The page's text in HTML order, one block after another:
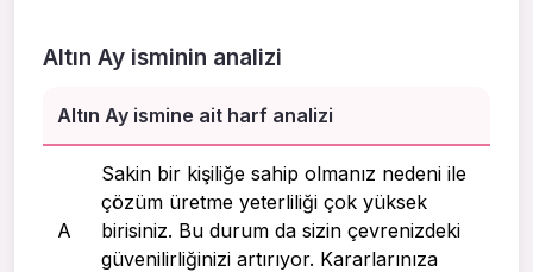
Altın Ay isminin analizi
Altın Ay ismine ait harf analizi
A
Sakin bir kişiliğe sahip olmanız nedeni ile
çözüm üretme yeterliliği çok yüksek
birisiniz. Bu durum da sizin çevrenizdeki
güvenilirliğinizi artırıyor. Kararlarınıza